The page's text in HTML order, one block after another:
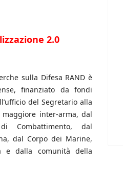
2.0
sulla Difesa RAND è
finanziato da fondi
del Segretario alla
maggiore inter-arma, dal
Combattimento, dal
dal Corpo dei Marine,
e dalla comunità della